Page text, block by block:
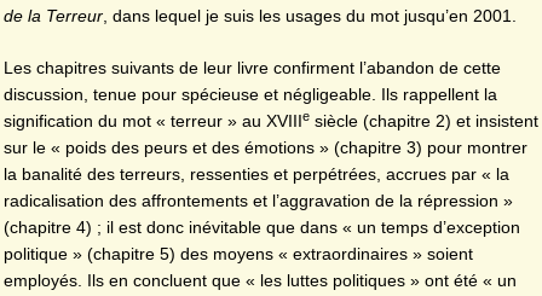
de la Terreur , dans lequel je suis les usages du mot jusqu’en 2001.
Les chapitres suivants de leur livre confirment l’abandon de cette
discussion, tenue pour spécieuse et négligeable. Ils rappellent la
signification du mot « terreur » au XVIIIe siècle (chapitre 2) et insistent
sur le « poids des peurs et des émotions » (chapitre 3) pour montrer
la banalité des terreurs, ressenties et perpétrées, accrues par « la
radicalisation des affrontements et l’aggravation de la répression »
(chapitre 4) ; il est donc inévitable que dans « un temps d’exception
politique » (chapitre 5) des moyens « extraordinaires » soient
employés. Ils en concluent que « les luttes politiques » ont été « un